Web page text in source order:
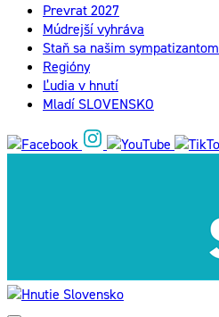
Prevrat 2027
Múdrejší vyhráva
Staň sa našim sympatizantom
Regióny
Ľudia v hnutí
Mladí SLOVENSKO